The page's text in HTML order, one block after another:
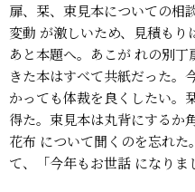
扉、栞、束見本についての相
変動 が激しいため、見積も
あと本題へ。あこがれの別丁
きた本はすべて共紙だった。
かっても体裁を良くしたい。
得た。束見本は丸背にするか
花布 について聞くのを忘れ
て、「今年もお世話 になりま